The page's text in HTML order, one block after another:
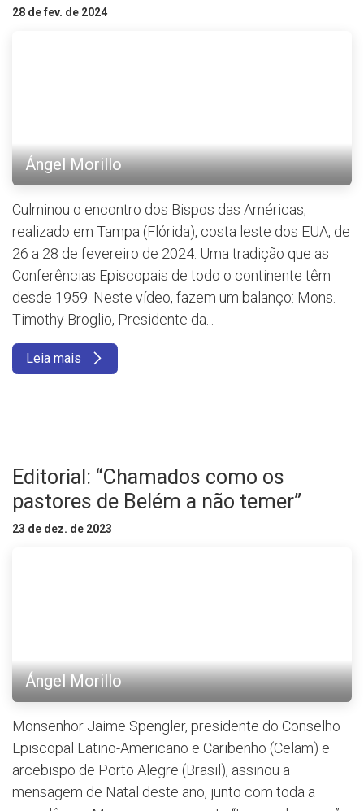
28 de fev. de 2024
Ángel Morillo
Culminou o encontro dos Bispos das Américas,
realizado em Tampa (Flórida), costa leste dos EUA, de
26 a 28 de fevereiro de 2024. Uma tradição que as
Conferências Episcopais de todo o continente têm
desde 1959. Neste vídeo, fazem um balanço: Mons.
Timothy Broglio, Presidente da...
Leia mais
Editorial: “Chamados como os
pastores de Belém a não temer”
23 de dez. de 2023
Ángel Morillo
Monsenhor Jaime Spengler, presidente do Conselho
Episcopal Latino-Americano e Caribenho (Celam) e
arcebispo de Porto Alegre (Brasil), assinou a
mensagem de Natal deste ano, junto com toda a